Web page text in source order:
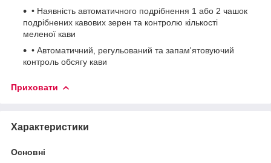
• Наявність автоматичного подрібнення 1 або 2 чашок
подрібнених кавових зерен та контролю кількості
меленої кави
• Автоматичний, регульований та запам'ятовуючий
контроль обсягу кави
Приховати
Характеристики
Основні